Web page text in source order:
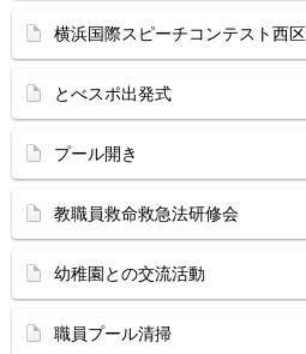
横浜国際スピーチコンテスト西
とべスポ出発式
プール開き
教職員救命救急法研修会
幼稚園との交流活動
職員プール清掃